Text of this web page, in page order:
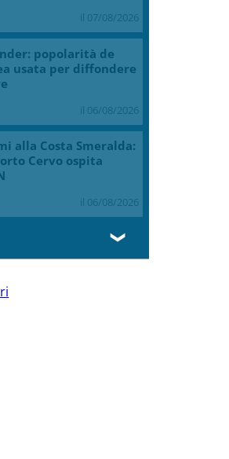
il 07/08/2026
popolarità de
usata per diffondere
il 06/08/2026
alla Costa Smeralda:
Cervo ospita
il 06/08/2026
❯